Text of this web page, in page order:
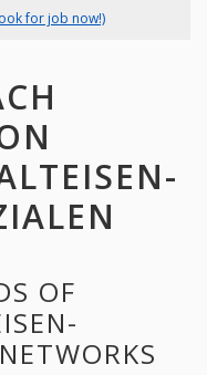
for job now!)
OF